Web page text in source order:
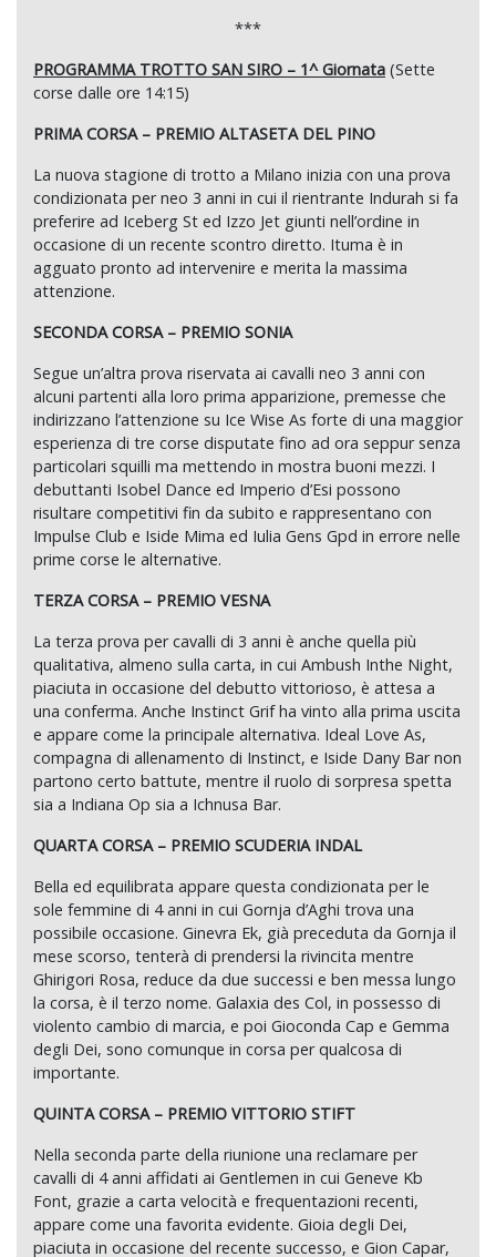
***
PROGRAMMA TROTTO SAN SIRO – 1^ Giornata (Sette
corse dalle ore 14:15)
PRIMA CORSA – PREMIO ALTASETA DEL PINO
La nuova stagione di trotto a Milano inizia con una prova
condizionata per neo 3 anni in cui il rientrante Indurah si fa
preferire ad Iceberg St ed Izzo Jet giunti nell’ordine in
occasione di un recente scontro diretto. Ituma è in
agguato pronto ad intervenire e merita la massima
attenzione.
SECONDA CORSA – PREMIO SONIA
Segue un’altra prova riservata ai cavalli neo 3 anni con
alcuni partenti alla loro prima apparizione, premesse che
indirizzano l’attenzione su Ice Wise As forte di una maggior
esperienza di tre corse disputate fino ad ora seppur senza
particolari squilli ma mettendo in mostra buoni mezzi. I
debuttanti Isobel Dance ed Imperio d’Esi possono
risultare competitivi fin da subito e rappresentano con
Impulse Club e Iside Mima ed Iulia Gens Gpd in errore nelle
prime corse le alternative.
TERZA CORSA – PREMIO VESNA
La terza prova per cavalli di 3 anni è anche quella più
qualitativa, almeno sulla carta, in cui Ambush Inthe Night,
piaciuta in occasione del debutto vittorioso, è attesa a
una conferma. Anche Instinct Grif ha vinto alla prima uscita
e appare come la principale alternativa. Ideal Love As,
compagna di allenamento di Instinct, e Iside Dany Bar non
partono certo battute, mentre il ruolo di sorpresa spetta
sia a Indiana Op sia a Ichnusa Bar.
QUARTA CORSA – PREMIO SCUDERIA INDAL
Bella ed equilibrata appare questa condizionata per le
sole femmine di 4 anni in cui Gornja d’Aghi trova una
possibile occasione. Ginevra Ek, già preceduta da Gornja il
mese scorso, tenterà di prendersi la rivincita mentre
Ghirigori Rosa, reduce da due successi e ben messa lungo
la corsa, è il terzo nome. Galaxia des Col, in possesso di
violento cambio di marcia, e poi Gioconda Cap e Gemma
degli Dei, sono comunque in corsa per qualcosa di
importante.
QUINTA CORSA – PREMIO VITTORIO STIFT
Nella seconda parte della riunione una reclamare per
cavalli di 4 anni affidati ai Gentlemen in cui Geneve Kb
Font, grazie a carta velocità e frequentazioni recenti,
appare come una favorita evidente. Gioia degli Dei,
piaciuta in occasione del recente successo, e Gion Capar,